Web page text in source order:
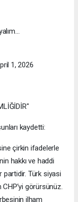
1, 2026
kaydetti:
çirkin ifadelerle
hakkı ve haddi
partidir. Türk siyasi
görürsünüz.
ilham